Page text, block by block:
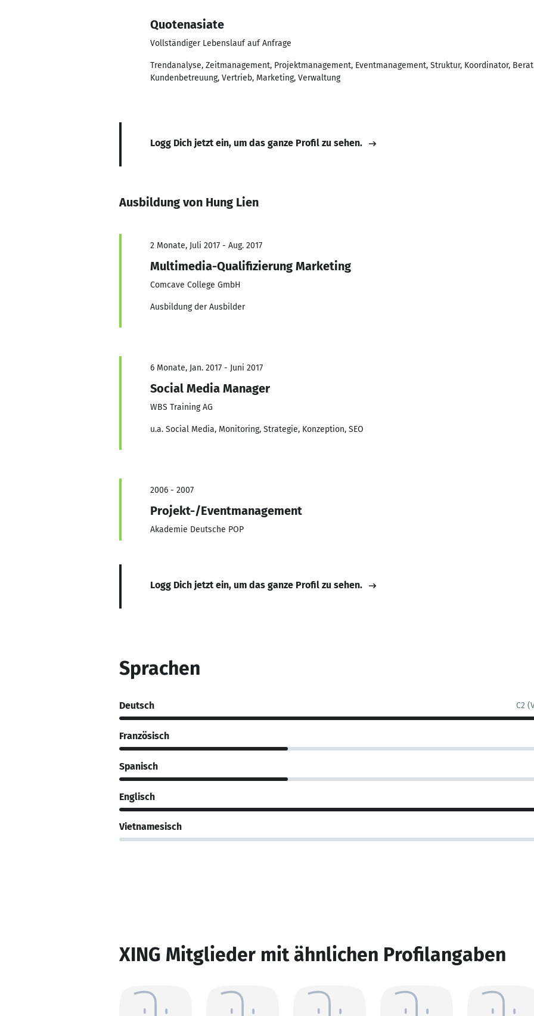
Quotenasiate
Vollständiger Lebenslauf auf Anfrage
Trendanalyse, Zeitmanagement, Projektmanagement, Eventmanagement, Struktur, Koordinator,
Kundenbetreuung, Vertrieb, Marketing, Verwaltung
Logg Dich jetzt ein, um das ganze Profil zu sehen.
Ausbildung von Hung Lien
2 Monate, Juli 2017 - Aug. 2017
Multimedia-Qualifizierung Marketing
Comcave College GmbH
Ausbildung der Ausbilder
6 Monate, Jan. 2017 - Juni 2017
Social Media Manager
WBS Training AG
u.a. Social Media, Monitoring, Strategie, Konzeption, SEO
2006 - 2007
Projekt-/Eventmanagement
Akademie Deutsche POP
Logg Dich jetzt ein, um das ganze Profil zu sehen.
Sprachen
Deutsch C2
Französisch
Spanisch
Englisch
Vietnamesisch
XING Mitglieder mit ähnlichen Profilangaben